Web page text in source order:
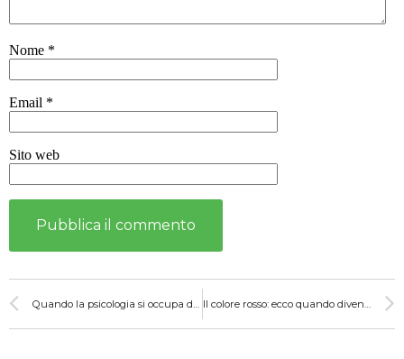
Nome *
Email *
Sito web
Quando la psicologia si occupa dell’abbigliamento Il colore rosso: ecco quando diventa un alleato da indossare.